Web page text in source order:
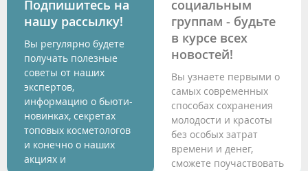
Подпишитесь на
нашу рассылку!
Вы регулярно будете
получать полезные
советы от наших
экспертов,
информацию о бьюти-
новинках, секретах
топовых косметологов
и конечно о наших
акциях и
социальным
группам - будьте
в курсе всех
новостей!
Вы узнаете первыми о
самых современных
способах сохранения
молодости и красоты
без особых затрат
времени и денег,
сможете поучаствовать